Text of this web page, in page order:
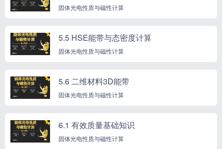
固体光电性质与磁性计算
5.5 HSE能带与态密度计算
固体光电性质与磁性计算
5.6 二维材料3D能带
固体光电性质与磁性计算
6.1 有效质量基础知识
固体光电性质与磁性计算